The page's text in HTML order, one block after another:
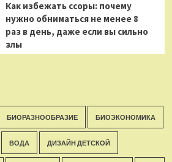
Как избежать ссоры: почему
нужно обниматься не менее 8
раз в день, даже если вы сильно
злы
БИОРАЗНООБРАЗИЕ БИОЭКОНОМИКА
ВОДА ДИЗАЙН ДЕТСКОЙ